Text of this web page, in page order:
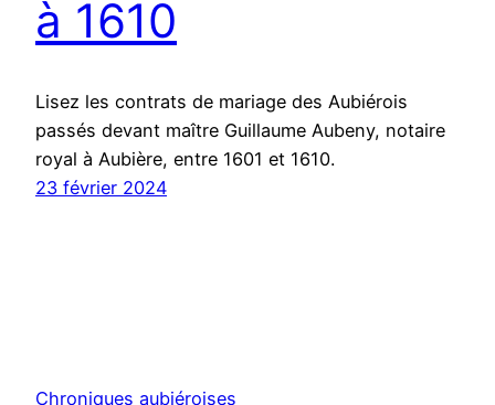
à 1610
Lisez les contrats de mariage des Aubiérois
passés devant maître Guillaume Aubeny, notaire
royal à Aubière, entre 1601 et 1610.
23 février 2024
Chroniques aubiéroises